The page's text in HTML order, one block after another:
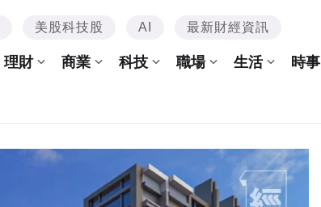
美股科技股 AI 最新財經資訊
理財 商業 科技 職場 生活 時事